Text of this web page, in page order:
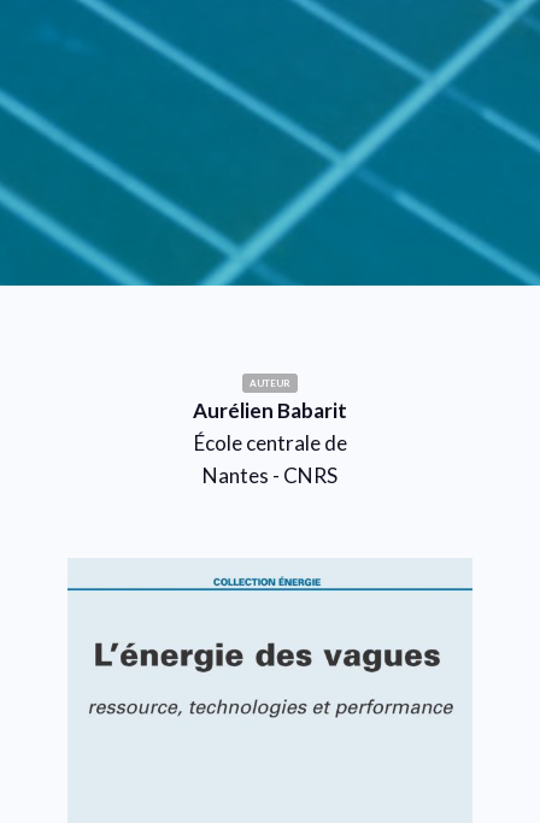
AUTEUR
Aurélien Babarit
École centrale de
Nantes - CNRS